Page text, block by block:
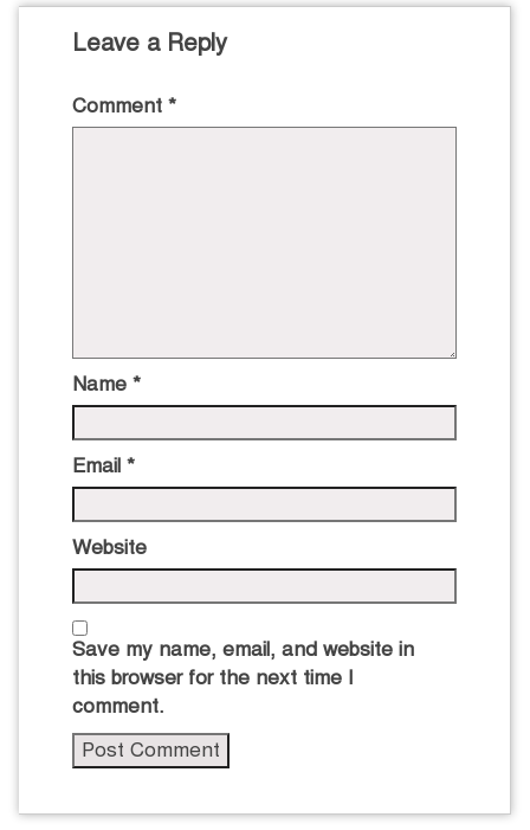
Leave a Reply
Comment *
Name *
Email *
Website
Save my name, email, and website in
this browser for the next time I
comment.